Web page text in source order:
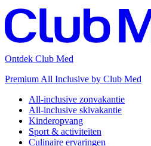
Ontdek Club Med
Premium All Inclusive by Club Med
All-inclusive zonvakantie
All-inclusive skivakantie
Kinderopvang
Sport & activiteiten
Culinaire ervaringen